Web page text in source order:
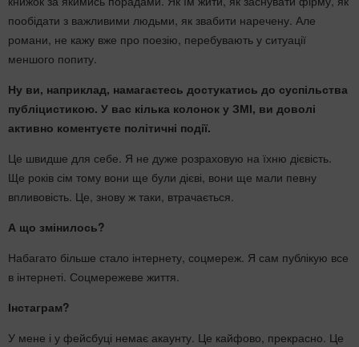
пообідати з важливими людьми, як звабити наречену. Але
романи, не кажу вже про поезію, перебувають у ситуації
меншого попиту.
Ну ви, наприклад, намагаєтесь достукатись до суспільства
публіцистикою. У вас кілька колонок у ЗМІ, ви доволі
активно коментуєте політичні події.
Це швидше для себе. Я не дуже розраховую на їхню дієвість.
Ще років сім тому вони ще були дієві, вони ще мали певну
впливовість. Це, знову ж таки, втрачається.
А що змінилось?
Набагато більше стало інтернету, соцмереж. Я сам публікую все
в інтернеті. Соцмережеве життя.
Інстаграм?
У мене і у фейсбуці немає акаунту. Це кайфово, прекрасно. Це